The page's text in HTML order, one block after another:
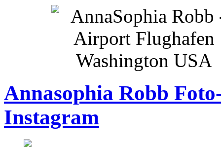
Annasophia Robb
Instagram